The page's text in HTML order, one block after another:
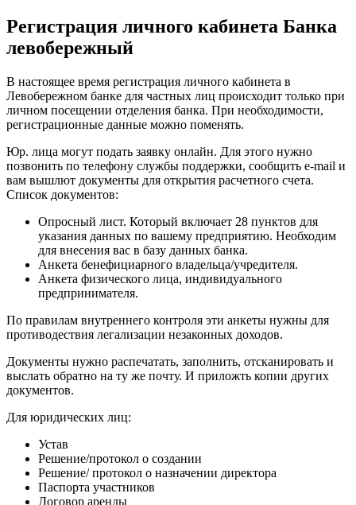
Регистрация личного кабинета Банка
левобережный
В настоящее время регистрация личного кабинета в
Левобережном банке для частных лиц происходит только при
личном посещении отделения банка. При необходимости,
регистрационные данные можно поменять.
Юр. лица могут подать заявку онлайн. Для этого нужно
позвонить по телефону службы поддержки, сообщить e-mail и
вам вышлют документы для открытия расчетного счета.
Список документов:
Опросный лист. Который включает 28 пунктов для
указания данных по вашему предприятию. Необходим
для внесения вас в базу данных банка.
Анкета бенефициарного владельца/учредителя.
Анкета физического лица, индивидуального
предпринимателя.
По правилам внутреннего контроля эти анкеты нужны для
противодествия легализации незаконных доходов.
Документы нужно распечатать, заполнить, отсканировать и
выслать обратно на ту же почту. И приложть копии других
документов.
Для юридических лиц:
Устав
Решение/протокол о создании
Решение/ протокол о назначении директора
Паспорта участников
Договор аренды